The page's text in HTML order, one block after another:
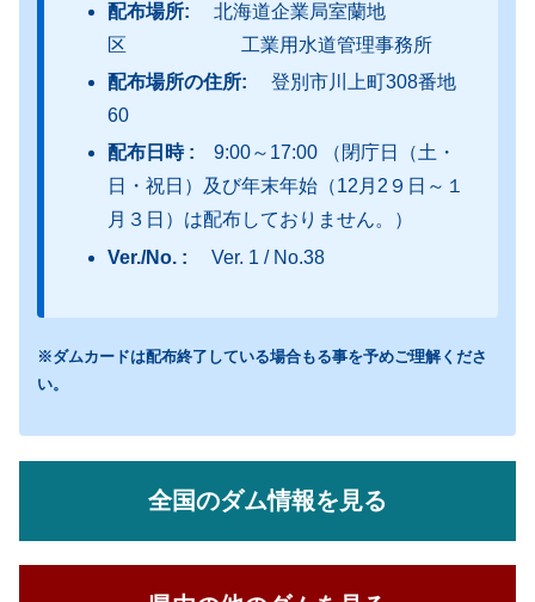
配布場所:北海道企業局室蘭地
区 工業用水道管理事務所
配布場所の住所:登別市川上町308番地
60
配布日時 :9:00～17:00 （閉庁日（土・
日・祝日）及び年末年始（12月2９日～１
月３日）は配布しておりません。）
Ver./No. :
Ver. 1 / No.38
※ダムカードは配布終了している場合もる事を予めご理解くださ
い。
全国のダム情報を見る